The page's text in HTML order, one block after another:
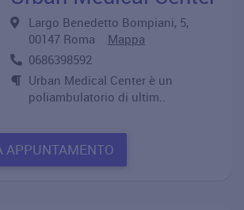
Largo Benedetto Bompiani, 5,
00147 Roma Mappa
0686398592
Urban Medical Center è un
poliambulatorio di ultim..
APPUNTAMENTO